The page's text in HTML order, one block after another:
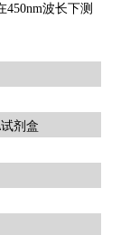
波长下测
剂盒